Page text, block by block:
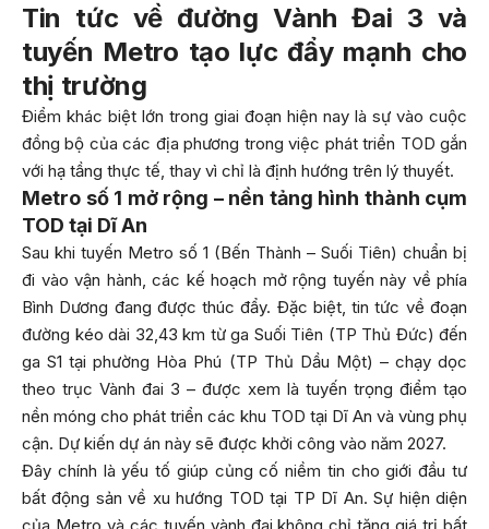
Tin tức về đường Vành Đai 3 và
tuyến Metro tạo lực đẩy mạnh cho
thị trường
Điểm khác biệt lớn trong giai đoạn hiện nay là sự vào cuộc
đồng bộ của các địa phương trong việc phát triển TOD gắn
với hạ tầng thực tế, thay vì chỉ là định hướng trên lý thuyết.
Metro số 1 mở rộng – nền tảng hình thành cụm
TOD tại Dĩ An
Sau khi tuyến Metro số 1 (Bến Thành – Suối Tiên) chuẩn bị
đi vào vận hành, các kế hoạch mở rộng tuyến này về phía
Bình Dương đang được thúc đẩy. Đặc biệt, tin tức về đoạn
đường kéo dài 32,43 km từ ga Suối Tiên (TP Thủ Đức) đến
ga S1 tại phường Hòa Phú (TP Thủ Dầu Một) – chạy dọc
theo trục Vành đai 3 – được xem là tuyến trọng điểm tạo
nền móng cho phát triển các khu TOD tại Dĩ An và vùng phụ
cận. Dự kiến dự án này sẽ được khởi công vào năm 2027.
Đây chính là yếu tố giúp củng cố niềm tin cho giới đầu tư
bất động sản về xu hướng TOD tại TP Dĩ An. Sự hiện diện
của Metro và các tuyến vành đai không chỉ tăng giá trị bất